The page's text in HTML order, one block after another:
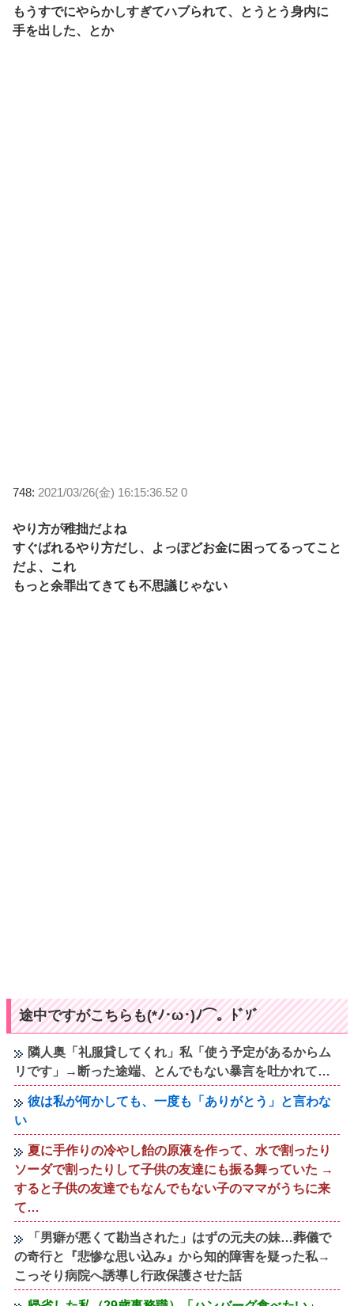
もうすでにやらかしすぎてハブられて、とうとう身内に
手を出した、とか
748: 2021/03/26(金) 16:15:36.52 0
やり方が稚拙だよね
すぐばれるやり方だし、よっぽどお金に困ってるってこと
だよ、これ
もっと余罪出てきても不思議じゃない
途中ですがこちらも(*ﾉ･ω･)ﾉ⌒。ﾄﾞｿﾞ
隣人奥「礼服貸してくれ」私「使う予定があるからム
リです」→断った途端、とんでもない暴言を吐かれて…
彼は私が何かしても、一度も「ありがとう」と言わな
い
夏に手作りの冷やし飴の原液を作って、水で割ったり
ソーダで割ったりして子供の友達にも振る舞っていた →
すると子供の友達でもなんでもない子のママがうちに来
て…
「男癖が悪くて勘当された」はずの元夫の妹…葬儀で
の奇行と『悲惨な思い込み』から知的障害を疑った私→
こっそり病院へ誘導し行政保護させた話